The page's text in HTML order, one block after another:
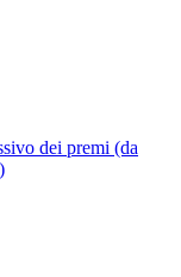
dei premi (da